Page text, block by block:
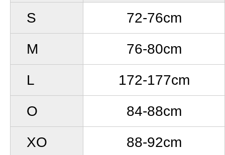
S
72-76cm
M
76-80cm
L
172-177cm
O
84-88cm
XO
88-92cm